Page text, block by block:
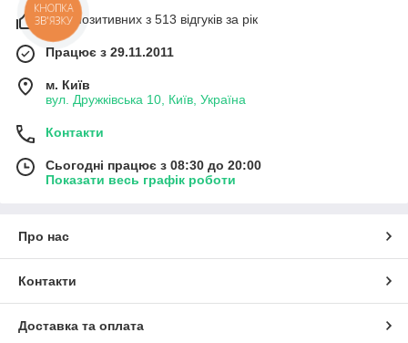
99% позитивних з 513 відгуків за рік
Працює з 29.11.2011
м. Київ
вул. Дружківська 10, Київ, Україна
Контакти
Сьогодні працює з 08:30 до 20:00
Показати весь графік роботи
Про нас
Контакти
Доставка та оплата
КНОПКА
ЗВ'ЯЗКУ